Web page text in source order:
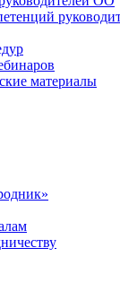
материалы